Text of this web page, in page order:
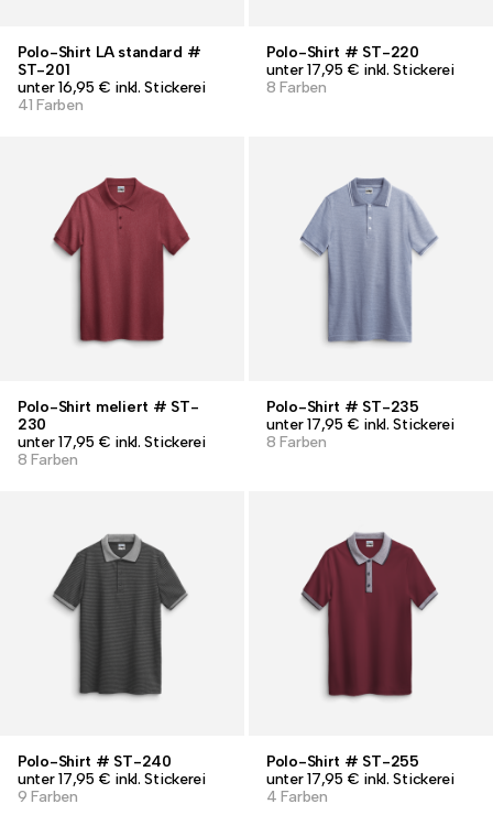
Polo-Shirt LA standard #
ST-201
unter 16,95 € inkl. Stickerei
41 Farben
Polo-Shirt # ST-220
unter 17,95 € inkl. Stickerei
8 Farben
Polo-Shirt meliert # ST-
230
unter 17,95 € inkl. Stickerei
8 Farben
Polo-Shirt # ST-235
unter 17,95 € inkl. Stickerei
8 Farben
Polo-Shirt # ST-240
unter 17,95 € inkl. Stickerei
9 Farben
Polo-Shirt # ST-255
unter 17,95 € inkl. Stickerei
4 Farben